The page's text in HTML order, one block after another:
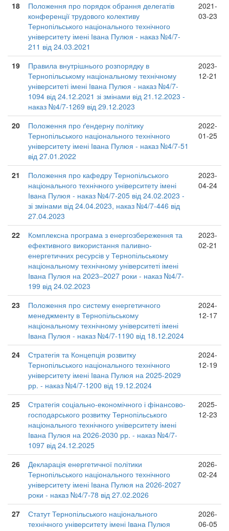
18
Положення про порядок обрання делегатів
конференції трудового колективу
Тернопільського національного технічного
університету імені Івана Пулюя - наказ №4/7-
211 від 24.03.2021
2021-
03-23
19
Правила внутрішнього розпорядку в
Тернопільському національному технічному
університеті імені Івана Пулюя - наказ №4/7-
1094 від 24.12.2021 зі змінами від 21.12.2023 -
наказ №4/7-1269 від 29.12.2023
2023-
12-21
20
Положення про ґендерну політику
Тернопільського національного технічного
університету імені Івана Пулюя - наказ №4/7-51
від 27.01.2022
2022-
01-25
21
Положення про кафедру Тернопільського
національного технічного університету імені
Івана Пулюя - наказ №4/7-205 від 24.02.2023 -
зі змінами від 24.04.2023, наказ №4/7-446 від
27.04.2023
2023-
04-24
22
Комплексна програма з енергозбереження та
ефективного використання паливно-
енергетичних ресурсів у Тернопільському
національному технічному університеті імені
Івана Пулюя на 2023–2027 роки - наказ №4/7-
199 від 24.02.2023
2023-
02-21
23
Положення про систему енергетичного
менеджменту в Тернопільському
національному технічному університеті імені
Івана Пулюя - наказ №4/7-1190 від 18.12.2024
2024-
12-17
24
Стратегія та Концепція розвитку
Тернопільського національного технічного
університету імені Івана Пулюя на 2025-2029
рр. - наказ №4/7-1200 від 19.12.2024
2024-
12-19
25
Стратегія соціально-економічного і фінансово-
господарського розвитку Тернопільського
національного технічного університету імені
Івана Пулюя на 2026-2030 рр. - наказ №4/7-
1097 від 24.12.2025
2025-
12-23
26
Декларація енергетичної політики
Тернопільського національного технічного
університету імені Івана Пулюя на 2026-2027
роки - наказ №4/7-78 від 27.02.2026
2026-
02-24
27
Статут Тернопільського національного
технічного університету імені Івана Пулюя
2026-
06-05